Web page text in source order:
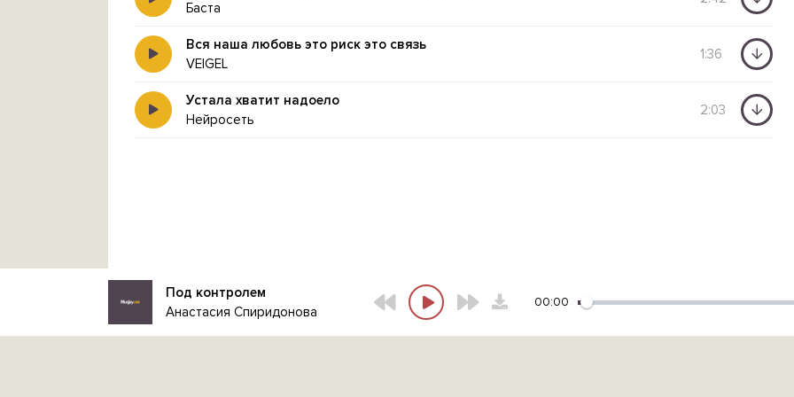
Баста
Вся наша любовь это риск это связь
VEIGEL
1:36
Устала хватит надоело
Нейросеть
2:03
Под контролем
Анастасия Спиридонова
00:00